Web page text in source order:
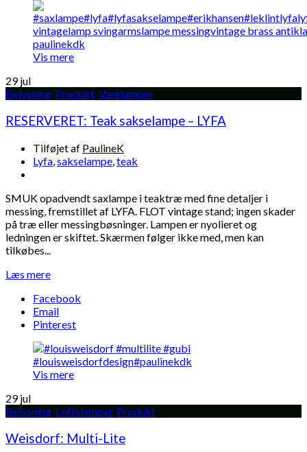
Vis mere
29jul
Belysning Produkt Væglamper
RESERVERET: Teak sakselampe – LYFA
Tilføjet af PaulineK
Lyfa,sakselampe,teak
SMUK opadvendt saxlampe i teaktræ med fine detaljer i
messing, fremstillet af LYFA. FLOT vintage stand; ingen skader
på træ eller messingbøsninger. Lampen er nyolieret og
ledningen er skiftet. Skærmen følger ikke med, men kan
tilkøbes...
Læs mere
Facebook
Email
Pinterest
Vis mere
29jul
Belysning Loftslamper, Produkt
Weisdorf: Multi-Lite